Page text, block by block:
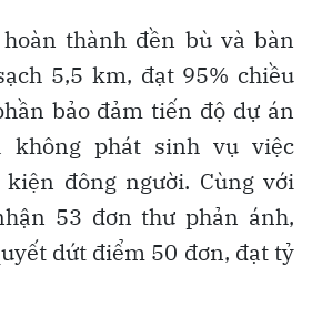
thành đền bù và bàn
5,5 km, đạt 95% chiều
bảo đảm tiến độ dự án
không phát sinh vụ việc
đông người. Cùng với
53 đơn thư phản ánh,
dứt điểm 50 đơn, đạt tỷ